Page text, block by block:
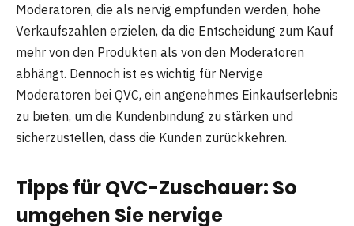
Moderatoren, die als nervig empfunden werden, hohe
Verkaufszahlen erzielen, da die Entscheidung zum Kauf
mehr von den Produkten als von den Moderatoren
abhängt. Dennoch ist es wichtig für Nervige
Moderatoren bei QVC, ein angenehmes Einkaufserlebnis
zu bieten, um die Kundenbindung zu stärken und
sicherzustellen, dass die Kunden zurückkehren.
Tipps für QVC-Zuschauer: So
umgehen Sie nervige